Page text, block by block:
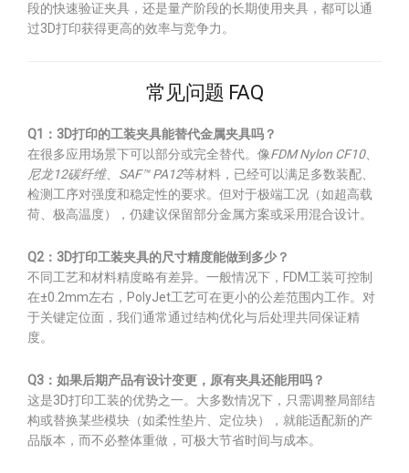
段的快速验证夹具，还是量产阶段的长期使用夹具，都可以通
过3D打印获得更高的效率与竞争力。
常见问题 FAQ
Q1：3D打印的工装夹具能替代金属夹具吗？
在很多应用场景下可以部分或完全替代。像FDM Nylon CF10、
尼龙12碳纤维、 SAF™ PA12等材料，已经可以满足多数装配、
检测工序对强度和稳定性的要求。但对于极端工况（如超高载
荷、极高温度），仍建议保留部分金属方案或采用混合设计。
Q2：3D打印工装夹具的尺寸精度能做到多少？
不同工艺和材料精度略有差异。一般情况下，FDM工装可控制
在±0.2mm左右，PolyJet工艺可在更小的公差范围内工作。对
于关键定位面，我们通常通过结构优化与后处理共同保证精
度。
Q3：如果后期产品有设计变更，原有夹具还能用吗？
这是3D打印工装的优势之一。大多数情况下，只需调整局部结
构或替换某些模块（如柔性垫片、定位块），就能适配新的产
品版本，而不必整体重做，可极大节省时间与成本。